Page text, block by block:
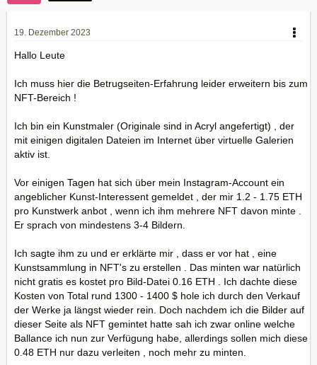
19. Dezember 2023
Hallo Leute
Ich muss hier die Betrugseiten-Erfahrung leider erweitern bis zum
NFT-Bereich !
Ich bin ein Kunstmaler (Originale sind in Acryl angefertigt) , der
mit einigen digitalen Dateien im Internet über virtuelle Galerien
aktiv ist.
Vor einigen Tagen hat sich über mein Instagram-Account ein
angeblicher Kunst-Interessent gemeldet , der mir 1.2 - 1.75 ETH
pro Kunstwerk anbot , wenn ich ihm mehrere NFT davon minte .
Er sprach von mindestens 3-4 Bildern.
Ich sagte ihm zu und er erklärte mir , dass er vor hat , eine
Kunstsammlung in NFT's zu erstellen . Das minten war natürlich
nicht gratis es kostet pro Bild-Datei 0.16 ETH . Ich dachte diese
Kosten von Total rund 1300 - 1400 $ hole ich durch den Verkauf
der Werke ja längst wieder rein. Doch nachdem ich die Bilder auf
dieser Seite als NFT gemintet hatte sah ich zwar online welche
Ballance ich nun zur Verfügung habe, allerdings sollen mich diese
0.48 ETH nur dazu verleiten , noch mehr zu minten.